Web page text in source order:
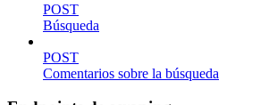
POST
Búsqueda
POST
Comentarios sobre la búsqueda